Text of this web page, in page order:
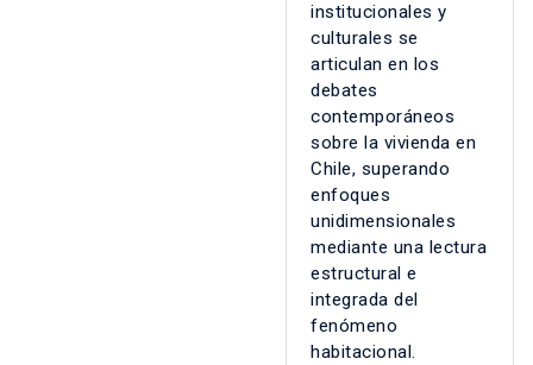
institucionales y
culturales se
articulan en los
debates
contemporáneos
sobre la vivienda en
Chile, superando
enfoques
unidimensionales
mediante una lectura
estructural e
integrada del
fenómeno
habitacional.